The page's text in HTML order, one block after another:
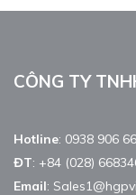
CÔNG TY
Hotline: 0938 906
ĐT: +84 (028)
Email: